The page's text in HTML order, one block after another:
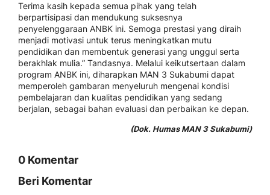
Terima kasih kepada semua pihak yang telah
berpartisipasi dan mendukung suksesnya
penyelenggaraan ANBK ini. Semoga prestasi yang diraih
menjadi motivasi untuk terus meningkatkan mutu
pendidikan dan membentuk generasi yang unggul serta
berakhlak mulia.” Tandasnya. Melalui keikutsertaan dalam
program ANBK ini, diharapkan MAN 3 Sukabumi dapat
memperoleh gambaran menyeluruh mengenai kondisi
pembelajaran dan kualitas pendidikan yang sedang
berjalan, sebagai bahan evaluasi dan perbaikan ke depan.
(Dok. Humas MAN 3 Sukabumi)
0 Komentar
Beri Komentar